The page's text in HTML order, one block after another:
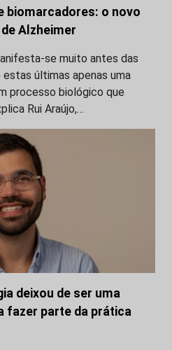
biomarcadores: o novo
Alzheimer
se muito antes das
últimas apenas uma
processo biológico que
Rui Araújo,…
deixou de ser uma
fazer parte da prática